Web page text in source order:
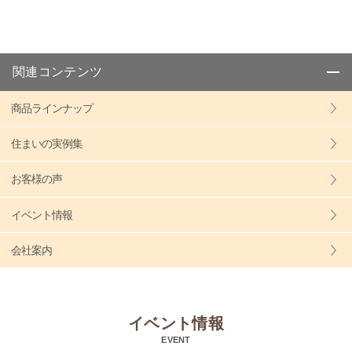
関連コンテンツ
商品ラインナップ
住まいの実例集
お客様の声
イベント情報
会社案内
イベント情報
EVENT